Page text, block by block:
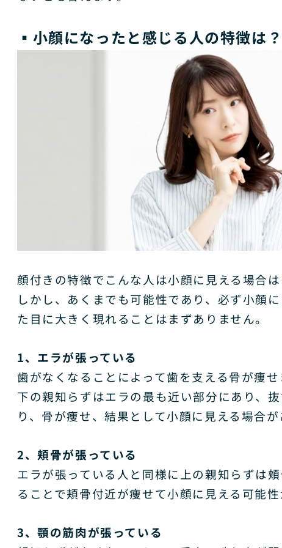
▪️ 小顔になったと感じる人の特徴は
顔付きの特徴でこんな人は小顔に見える場合
しかし、あくまでも可能性であり、必ず小顔
た目に大きく現れることはまずありません。
1、エラが張っている
歯がなくなることによって歯を支える骨が痩
下の親知らずはエラの最も近い部分にあり、
り、骨が痩せ、結果として小顔に見える場合
2、頬骨が張っている
エラが張っている人と同様に上の親知らずは
ることで頬骨付近が痩せて小顔に見える可能
3、顎の筋肉が張っている